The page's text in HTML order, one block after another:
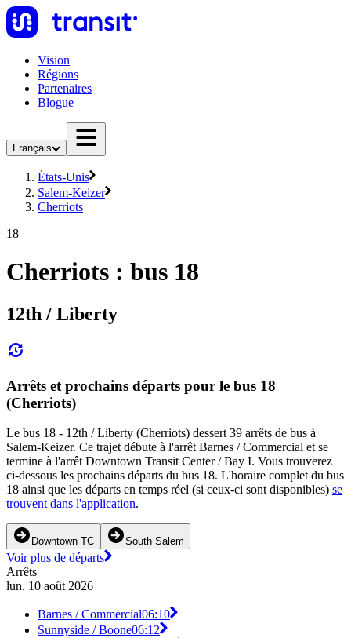
Vision
Régions
Partenaires
Blogue
Français
États-Unis
Salem-Keizer
Cherriots
18
Cherriots : bus 18
12th / Liberty
Arrêts et prochains départs pour le bus 18
(Cherriots)
Le bus 18 - 12th / Liberty (Cherriots) dessert 39 arrêts de bus à
Salem-Keizer. Ce trajet débute à l'arrêt Barnes / Commercial et se
termine à l'arrêt Downtown Transit Center / Bay I. Vous trouverez
ci-dessous les prochains départs du bus 18. L'horaire complet du bus
18 ainsi que les départs en temps réel (si ceux-ci sont disponibles) se
trouvent dans l'application.
Downtown TC South Salem
Voir plus de départs
Arrêts
lun. 10 août 2026
Barnes / Commercial06:10
Sunnyside / Boone06:12